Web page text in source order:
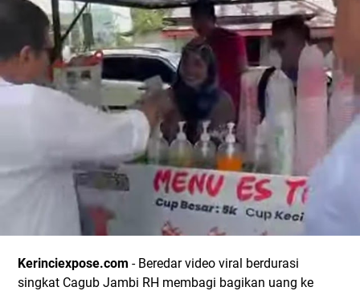
Kerinciexpose.com - Beredar video viral berdurasi
singkat Cagub Jambi RH membagi bagikan uang ke